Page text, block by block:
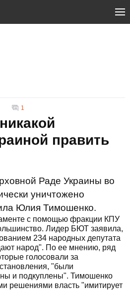
1
править
Раде Украины во
уничтожено
Юлия Тимошенко.
с помощью фракции КПУ
Лидер БЮТ заявила,
234 народных депутата
народ". По ее мнению, ряд
голосовали за
"были
и подкуплены". Тимошенко
решениями власть "имитирует